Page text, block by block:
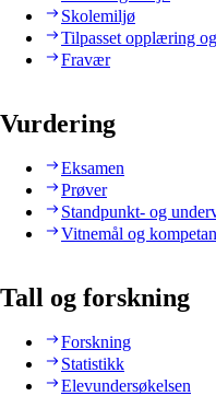
Skolemiljø
Tilpasset opplæring
Fravær
Vurdering
Eksamen
Prøver
Standpunkt- og
Vitnemål og
Tall og forskning
Forskning
Statistikk
Elevundersøkelsen